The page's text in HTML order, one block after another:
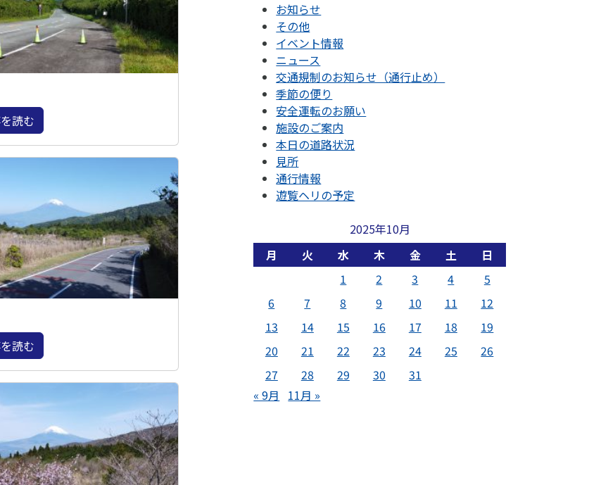
読む
読む
お知らせ
その他
イベント情報
ニュース
交通規制のお知らせ（通行止め）
季節の便り
安全運転のお願い
施設のご案内
本日の道路状況
見所
通行情報
遊覧ヘリの予定
2025年10月
月
火 水 木 金 土
日
1
2 3 4
5
6
7 8 9 10 11
12
13
14 15 16 17 18
19
20
21 22 23 24 25
26
27
28 29 30
31
« 9月
11月 »